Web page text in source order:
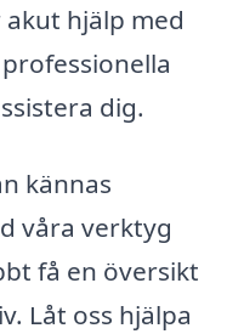
hjälp med
dig.
kännas
våra verktyg
få en översikt
Låt oss hjälpa